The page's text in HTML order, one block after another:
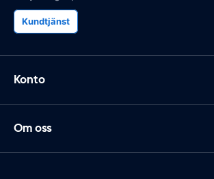
Kundtjänst
Konto
Om oss